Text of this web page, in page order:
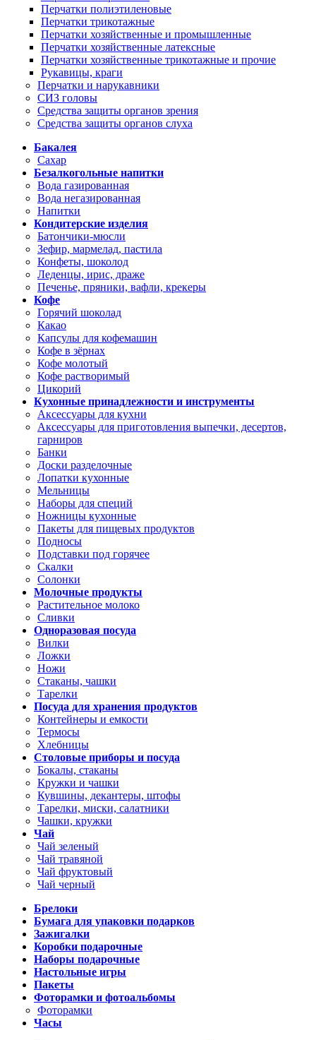
Перчатки полиэтиленовые
Перчатки трикотажные
Перчатки хозяйственные и промышленные
Перчатки хозяйственные латексные
Перчатки хозяйственные трикотажные и прочие
Рукавицы, краги
Перчатки и нарукавники
СИЗ головы
Средства защиты органов зрения
Средства защиты органов слуха
Бакалея
Сахар
Безалкогольные напитки
Вода газированная
Вода негазированная
Напитки
Кондитерские изделия
Батончики-мюсли
Зефир, мармелад, пастила
Конфеты, шоколод
Леденцы, ирис, драже
Печенье, пряники, вафли, крекеры
Кофе
Горячий шоколад
Какао
Капсулы для кофемашин
Кофе в зёрнах
Кофе молотый
Кофе растворимый
Цикорий
Кухонные принадлежности и инструменты
Аксессуары для кухни
Аксессуары для приготовления выпечки, десертов,
гарниров
Банки
Доски разделочные
Лопатки кухонные
Мельницы
Наборы для специй
Ножницы кухонные
Пакеты для пищевых продуктов
Подносы
Подставки под горячее
Скалки
Солонки
Молочные продукты
Растительное молоко
Сливки
Одноразовая посуда
Вилки
Ложки
Ножи
Стаканы, чашки
Тарелки
Посуда для хранения продуктов
Контейнеры и емкости
Термосы
Хлебницы
Столовые приборы и посуда
Бокалы, стаканы
Кружки и чашки
Кувшины, декантеры, штофы
Тарелки, миски, салатники
Чашки, кружки
Чай
Чай зеленый
Чай травяной
Чай фруктовый
Чай черный
Брелоки
Бумага для упаковки подарков
Зажигалки
Коробки подарочные
Наборы подарочные
Настольные игры
Пакеты
Фоторамки и фотоальбомы
Фоторамки
Часы